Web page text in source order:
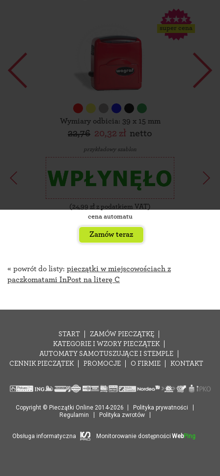
super cena
Wymiary odbicia: 39 x 15 mm
22,76 20,32 zł netto
przykładowy szablon
( 24,99 zł z podatkiem VAT)
cena automatu
Zamów teraz
« powrót do listy: pieczątki w miejscowościach z
paczkomatami InPost na literę C
START
ZAMÓW PIECZĄTKĘ
KATEGORIE I WZORY PIECZĄTEK
AUTOMATY SAMOTUSZUJĄCE I STEMPLE
CENNIK PIECZĄTEK
PROMOCJE O FIRMIE KONTAKT
Copyright © Pieczątki Online 2014-2026
Polityka prywatności
Regulamin
Polityka zwrotów
Obsługa informatyczna Monitorowanie dostępności WebPing